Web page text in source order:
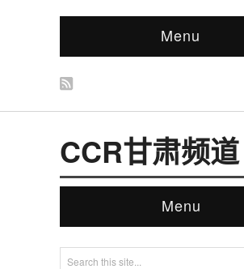
Menu
CCR甘肃频道
Menu